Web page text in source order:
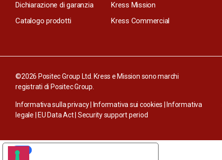
Dichiarazione di garanzia
Catalogo prodotti
Kress Mission
Kress Commercial
©2026 Positec Group Ltd. Kress e Mission sono marchi
registrati di Positec Group.
Informativa sulla privacy Informativa sui cookies
Informativa
legale
EU Data Act| Security support period